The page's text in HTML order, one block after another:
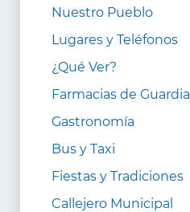
Nuestro Pueblo
Lugares y Teléfonos
¿Qué Ver?
Farmacias de Guardia
Gastronomía
Bus y Taxi
Fiestas y Tradiciones
Callejero Municipal